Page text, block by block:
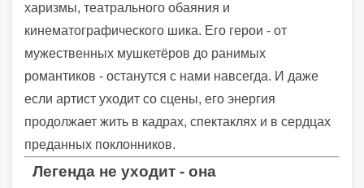
харизмы, театрального обаяния и
кинематографического шика. Его герои - от
мужественных мушкетёров до ранимых
романтиков - останутся с нами навсегда. И даже
если артист уходит со сцены, его энергия
продолжает жить в кадрах, спектаклях и в сердцах
преданных поклонников.
Легенда не уходит - она